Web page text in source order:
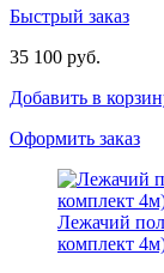
Быстрый заказ
35 100 руб.
Добавить в
Оформить заказ
Лежачий
комплект